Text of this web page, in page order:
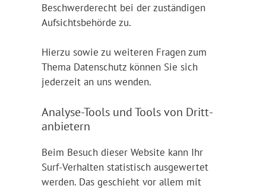
Beschwerderecht bei der zuständigen
Aufsichtsbehörde zu.
Hierzu sowie zu weiteren Fragen zum
Thema Datenschutz können Sie sich
jederzeit an uns wenden.
Analyse-Tools und Tools von Dritt­
anbietern
Beim Besuch dieser Website kann Ihr
Surf-Verhalten statistisch ausgewertet
werden. Das geschieht vor allem mit